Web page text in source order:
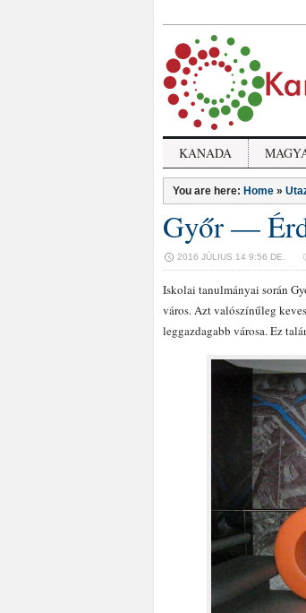
KANADA
You are here: Home »
Győr —
2016 JÚLIUS 14 9:56 DE.
Iskolai tanulmányai során
város. Azt valószínűleg
leggazdagabb városa. Ez